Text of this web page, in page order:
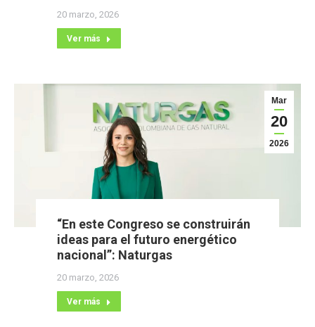
20 marzo, 2026
Ver más
Mar
20
2026
“En este Congreso se construirán
ideas para el futuro energético
nacional”: Naturgas
20 marzo, 2026
Ver más